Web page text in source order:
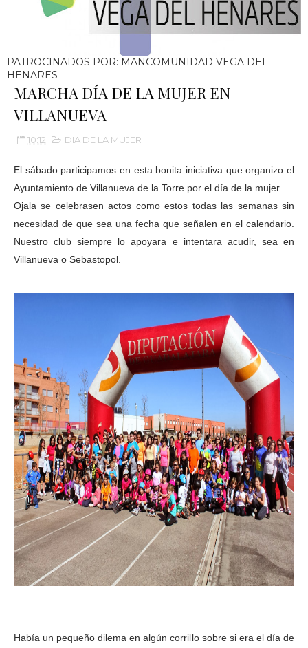
PATROCINADOS POR: MANCOMUNIDAD VEGA DEL
HENARES
MARCHA DÍA DE LA MUJER EN
VILLANUEVA
10:12 DIA DE LA MUJER
El sábado participamos en esta bonita iniciativa que organizo el
Ayuntamiento de Villanueva de la Torre por el día de la mujer.
Ojala se celebrasen actos como estos todas las semanas sin
necesidad de que sea una fecha que señalen en el calendario.
Nuestro club siempre lo apoyara e intentara acudir, sea en
Villanueva o Sebastopol.
Había un pequeño dilema en algún corrillo sobre si era el día de